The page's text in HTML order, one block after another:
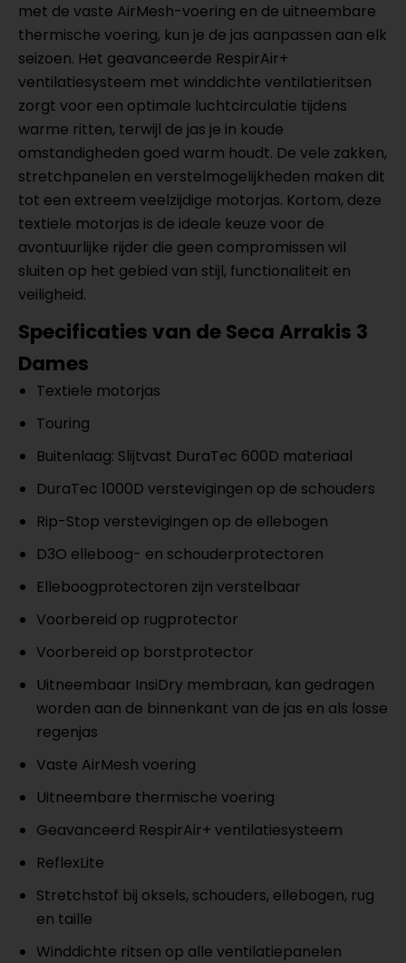
met de vaste AirMesh-voering en de uitneembare
thermische voering, kun je de jas aanpassen aan elk
seizoen. Het geavanceerde RespirAir+
ventilatiesysteem met winddichte ventilatieritsen
zorgt voor een optimale luchtcirculatie tijdens
warme ritten, terwijl de jas je in koude
omstandigheden goed warm houdt. De vele zakken,
stretchpanelen en verstelmogelijkheden maken dit
tot een extreem veelzijdige motorjas. Kortom, deze
textiele motorjas is de ideale keuze voor de
avontuurlijke rijder die geen compromissen wil
sluiten op het gebied van stijl, functionaliteit en
veiligheid.
Specificaties van de Seca Arrakis 3
Dames
Textiele motorjas
Touring
Buitenlaag: Slijtvast DuraTec 600D materiaal
DuraTec 1000D verstevigingen op de schouders
Rip-Stop verstevigingen op de ellebogen
D3O elleboog- en schouderprotectoren
Elleboogprotectoren zijn verstelbaar
Voorbereid op rugprotector
Voorbereid op borstprotector
Uitneembaar InsiDry membraan, kan gedragen
worden aan de binnenkant van de jas en als losse
regenjas
Vaste AirMesh voering
Uitneembare thermische voering
Geavanceerd RespirAir+ ventilatiesysteem
ReflexLite
Stretchstof bij oksels, schouders, ellebogen, rug
en taille
Winddichte ritsen op alle ventilatiepanelen